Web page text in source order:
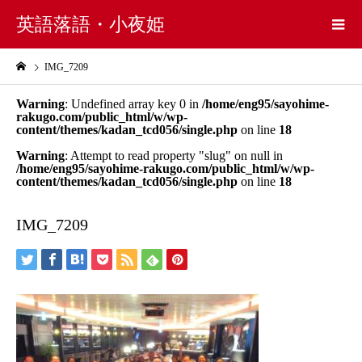
英語落語・小夜姫
IMG_7209
Warning: Undefined array key 0 in /home/eng95/sayohime-
rakugo.com/public_html/w/wp-
content/themes/kadan_tcd056/single.php on line 18
Warning: Attempt to read property "slug" on null in
/home/eng95/sayohime-rakugo.com/public_html/w/wp-
content/themes/kadan_tcd056/single.php on line 18
IMG_7209